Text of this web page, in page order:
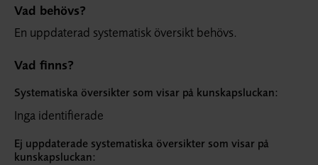
Vad behövs?
En uppdaterad systematisk översikt behövs.
Vad finns?
Systematiska översikter som visar på kunskapsluckan:
Inga identifierade
Ej uppdaterade systematiska översikter som visar på
kunskapsluckan: